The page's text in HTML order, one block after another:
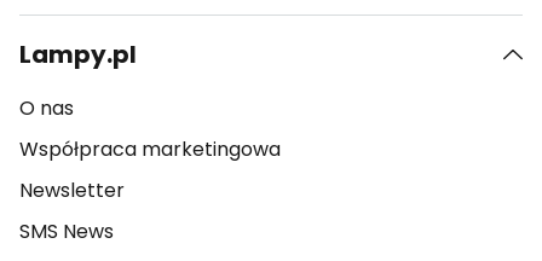
Lampy.pl
O nas
Współpraca marketingowa
Newsletter
SMS News